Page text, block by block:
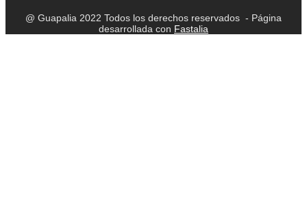
@ Guapalia 2022 Todos los derechos reservados - Página
desarrollada con Fastalia